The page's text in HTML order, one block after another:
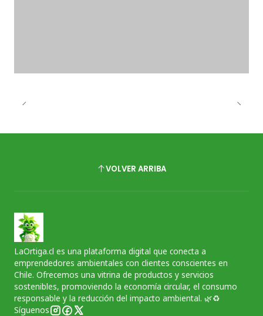
VOLVER ARRIBA
LaOrtiga.cl es una plataforma digital que conecta a
emprendedores ambientales con clientes conscientes en
Chile. Ofrecemos una vitrina de productos y servicios
sostenibles, promoviendo la economía circular, el consumo
responsable y la reducción del impacto ambiental. 🌿♻️
Síguenos